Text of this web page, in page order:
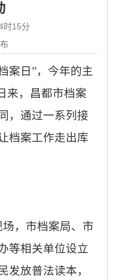
时15分
案日”，今年的主
来，昌都市档案
，通过一系列接
档案工作走出库
，市档案局、市
等相关单位设立
发放普法读本，